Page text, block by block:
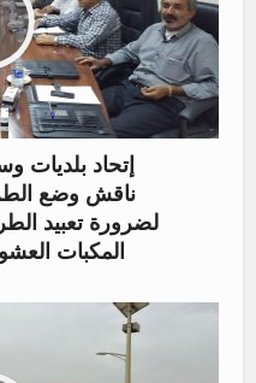
إتحاد
ناقش وضع
لضرورة تعبيد
المكبات